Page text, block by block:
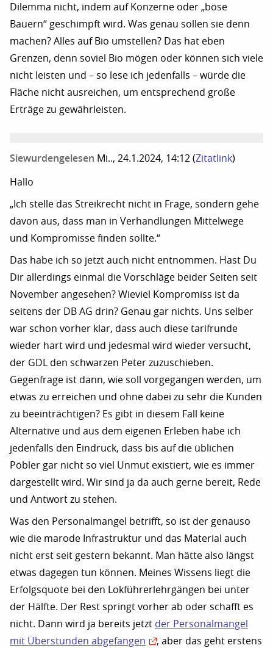
Dilemma nicht, indem auf Konzerne oder „böse
Bauern“ geschimpft wird. Was genau sollen sie denn
machen? Alles auf Bio umstellen? Das hat eben
Grenzen, denn soviel Bio mögen oder können sich viele
nicht leisten und – so lese ich jedenfalls – würde die
Fläche nicht ausreichen, um entsprechend große
Erträge zu gewährleisten.
Siewurdengelesen Mi.., 24.1.2024, 14:12 (Zitatlink)
Hallo
„Ich stelle das Streikrecht nicht in Frage, sondern gehe
davon aus, dass man in Verhandlungen Mittelwege
und Kompromisse finden sollte.“
Das habe ich so jetzt auch nicht entnommen. Hast Du
Dir allerdings einmal die Vorschläge beider Seiten seit
November angesehen? Wieviel Kompromiss ist da
seitens der DB AG drin? Genau gar nichts. Uns selber
war schon vorher klar, dass auch diese tarifrunde
wieder hart wird und jedesmal wird wieder versucht,
der GDL den schwarzen Peter zuzuschieben.
Gegenfrage ist dann, wie soll vorgegangen werden, um
etwas zu erreichen und ohne dabei zu sehr die Kunden
zu beeinträchtigen? Es gibt in diesem Fall keine
Alternative und aus dem eigenen Erleben habe ich
jedenfalls den Eindruck, dass bis auf die üblichen
Pöbler gar nicht so viel Unmut existiert, wie es immer
dargestellt wird. Wir sind ja da auch gerne bereit, Rede
und Antwort zu stehen.
Was den Personalmangel betrifft, so ist der genauso
wie die marode Infrastruktur und das Material auch
nicht erst seit gestern bekannt. Man hätte also längst
etwas dagegen tun können. Meines Wissens liegt die
Erfolgsquote bei den Lokführerlehrgängen bei unter
der Hälfte. Der Rest springt vorher ab oder schafft es
nicht. Dann wird ja bereits jetzt der Personalmangel
mit Überstunden abgefangen
, aber das geht erstens